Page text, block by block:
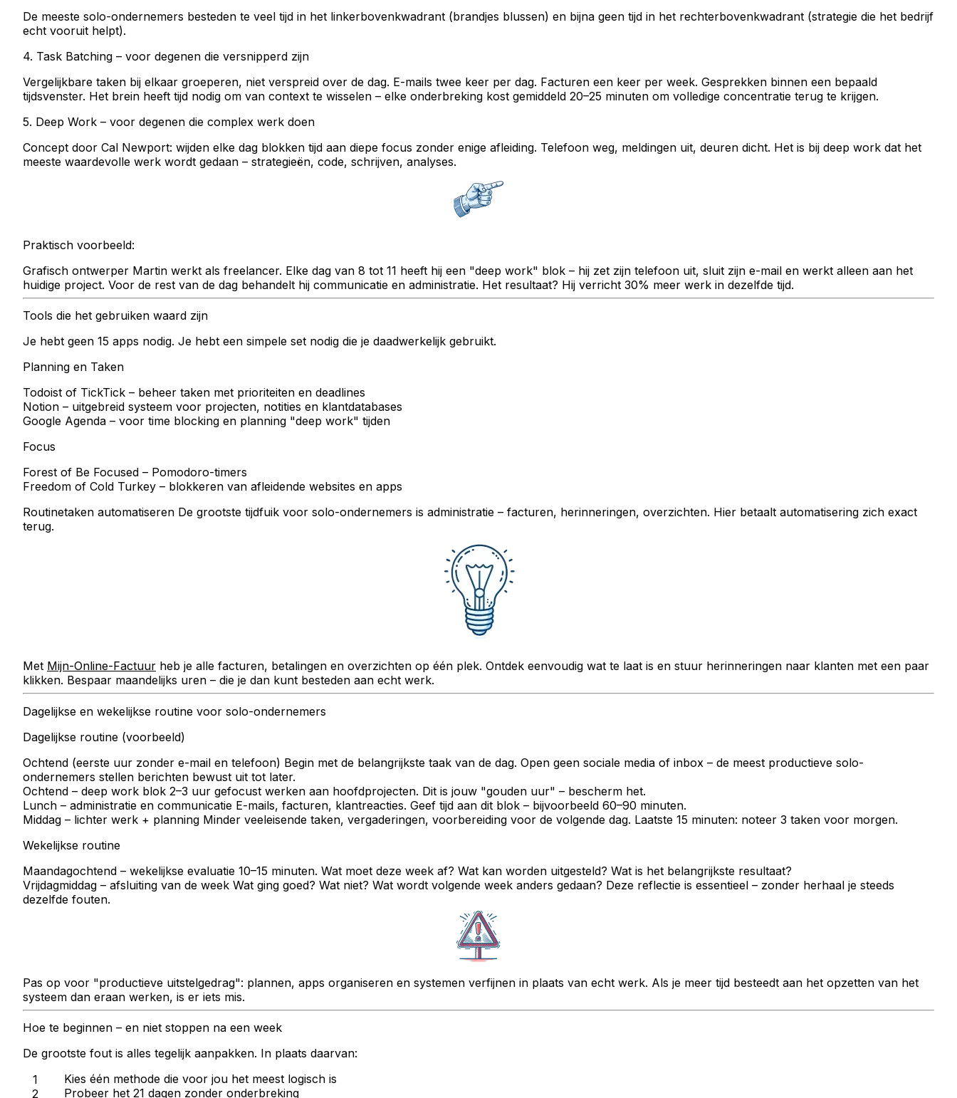
De meeste solo-ondernemers besteden te veel tijd in het linkerbovenkwadrant (brandjes blussen) en bijna geen tijd in het rechterbovenkwadrant (strategie die het bedrijf
echt vooruit helpt).
4. Task Batching – voor degenen die versnipperd zijn
Vergelijkbare taken bij elkaar groeperen, niet verspreid over de dag. E-mails twee keer per dag. Facturen een keer per week. Gesprekken binnen een bepaald
tijdsvenster. Het brein heeft tijd nodig om van context te wisselen – elke onderbreking kost gemiddeld 20–25 minuten om volledige concentratie terug te krijgen.
5. Deep Work – voor degenen die complex werk doen
Concept door Cal Newport: wijden elke dag blokken tijd aan diepe focus zonder enige afleiding. Telefoon weg, meldingen uit, deuren dicht. Het is bij deep work dat het
meeste waardevolle werk wordt gedaan – strategieën, code, schrijven, analyses.
Praktisch voorbeeld:
Grafisch ontwerper Martin werkt als freelancer. Elke dag van 8 tot 11 heeft hij een "deep work" blok – hij zet zijn telefoon uit, sluit zijn e-mail en werkt alleen aan het
huidige project. Voor de rest van de dag behandelt hij communicatie en administratie. Het resultaat? Hij verricht 30% meer werk in dezelfde tijd.
Tools die het gebruiken waard zijn
Je hebt geen 15 apps nodig. Je hebt een simpele set nodig die je daadwerkelijk gebruikt.
Planning en Taken
Todoist of TickTick – beheer taken met prioriteiten en deadlines
Notion – uitgebreid systeem voor projecten, notities en klantdatabases
Google Agenda – voor time blocking en planning "deep work" tijden
Focus
Forest of Be Focused – Pomodoro-timers
Freedom of Cold Turkey – blokkeren van afleidende websites en apps
Routinetaken automatiseren De grootste tijdfuik voor solo-ondernemers is administratie – facturen, herinneringen, overzichten. Hier betaalt automatisering zich exact
terug.
Met Mijn-Online-Factuur heb je alle facturen, betalingen en overzichten op één plek. Ontdek eenvoudig wat te laat is en stuur herinneringen naar klanten met een paar
klikken. Bespaar maandelijks uren – die je dan kunt besteden aan echt werk.
Dagelijkse en wekelijkse routine voor solo-ondernemers
Dagelijkse routine (voorbeeld)
Ochtend (eerste uur zonder e-mail en telefoon) Begin met de belangrijkste taak van de dag. Open geen sociale media of inbox – de meest productieve solo-
ondernemers stellen berichten bewust uit tot later.
Ochtend – deep work blok 2–3 uur gefocust werken aan hoofdprojecten. Dit is jouw "gouden uur" – bescherm het.
Lunch – administratie en communicatie E-mails, facturen, klantreacties. Geef tijd aan dit blok – bijvoorbeeld 60–90 minuten.
Middag – lichter werk + planning Minder veeleisende taken, vergaderingen, voorbereiding voor de volgende dag. Laatste 15 minuten: noteer 3 taken voor morgen.
Wekelijkse routine
Maandagochtend – wekelijkse evaluatie 10–15 minuten. Wat moet deze week af? Wat kan worden uitgesteld? Wat is het belangrijkste resultaat?
Vrijdagmiddag – afsluiting van de week Wat ging goed? Wat niet? Wat wordt volgende week anders gedaan? Deze reflectie is essentieel – zonder herhaal je steeds
dezelfde fouten.
Pas op voor "productieve uitstelgedrag": plannen, apps organiseren en systemen verfijnen in plaats van echt werk. Als je meer tijd besteedt aan het opzetten van het
systeem dan eraan werken, is er iets mis.
Hoe te beginnen – en niet stoppen na een week
De grootste fout is alles tegelijk aanpakken. In plaats daarvan:
Kies één methode die voor jou het meest logisch is
Probeer het 21 dagen zonder onderbreking